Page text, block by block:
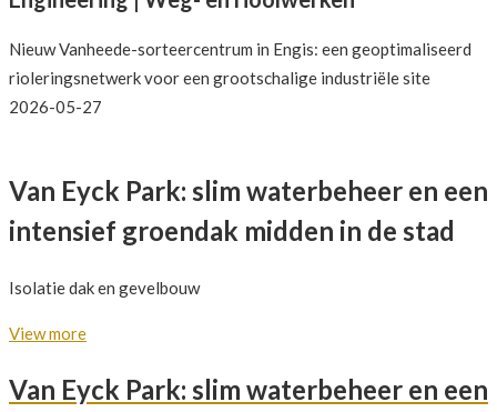
Nieuw Vanheede-sorteercentrum in Engis: een geoptimaliseerd
rioleringsnetwerk voor een grootschalige industriële site
2026-05-27
Van Eyck Park: slim waterbeheer en een
intensief groendak midden in de stad
Isolatie dak en gevelbouw
View more
Van Eyck Park: slim waterbeheer en een